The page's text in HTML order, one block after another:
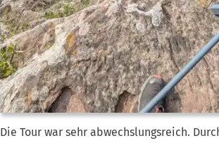
Die Tour war sehr abwechslungsreich.